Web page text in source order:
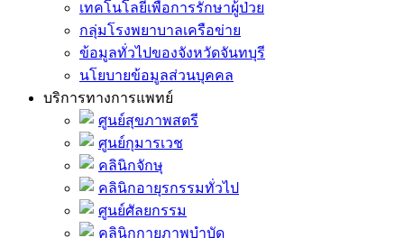
เทคโนโลยีเพื่อการรักษาผู้ป่วย
กลุ่มโรงพยาบาลเครือข่าย
ข้อมูลทั่วไปของจังหวัดจันทบุรี
นโยบายข้อมูลส่วนบุคคล
บริการทางการแพทย์
ศูนย์สุขภาพสตรี
ศูนย์กุมารเวช
คลินิกจักษุ
คลินิกอายุรกรรมทั่วไป
ศูนย์ศัลยกรรม
คลินิกกายภาพบำบัด